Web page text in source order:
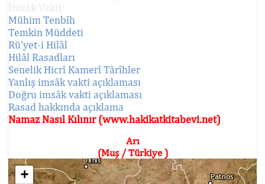
İmsâk Vakti
Mühim Tenbîh
Temkin Müddeti
Rü'yet-i Hilâl
Hilâl Rasadları
Senelik Hicrî Kamerî Târîhler
Yanlış imsâk vakti açıklaması
Doğru imsâk vakti açıklaması
Rasad hakkında açıklama
Namaz Nasıl Kılınır (www.hakikatkitabevi.net)
Arı
(Muş / Türkiye )
+